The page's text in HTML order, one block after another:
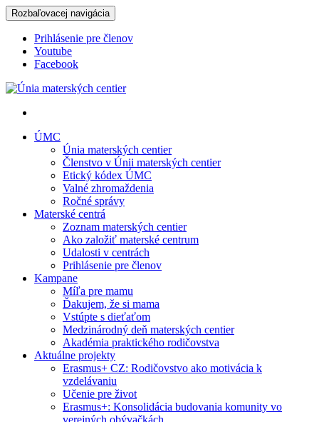
Rozbaľovacej navigácia
Prihlásenie pre členov
Youtube
Facebook
Únia materských centier
ÚMC
Únia materských centier
Členstvo v Únii materských centier
Etický kódex ÚMC
Valné zhromaždenia
Ročné správy
Materské centrá
Zoznam materských centier
Ako založiť materské centrum
Udalosti v centrách
Prihlásenie pre členov
Kampane
Míľa pre mamu
Ďakujem, že si mama
Vstúpte s dieťaťom
Medzinárodný deň materských centier
Akadémia praktického rodičovstva
Aktuálne projekty
Erasmus+ CZ: Rodičovstvo ako motivácia k
vzdelávaniu
Učenie pre život
Erasmus+: Konsolidácia budovania komunity vo
verejných obývačkách